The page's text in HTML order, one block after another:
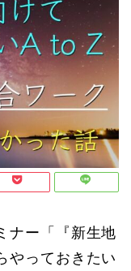
ナー「『新生地
やっておきたい